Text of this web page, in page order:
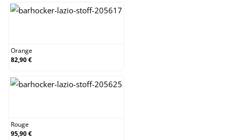
Orange
82,90 €
Rouge
95,90 €